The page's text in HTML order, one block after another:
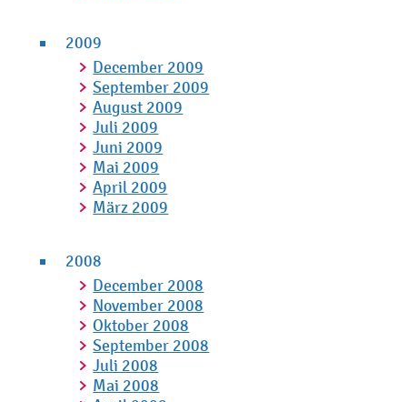
2009
December 2009
September 2009
August 2009
Juli 2009
Juni 2009
Mai 2009
April 2009
März 2009
2008
December 2008
November 2008
Oktober 2008
September 2008
Juli 2008
Mai 2008